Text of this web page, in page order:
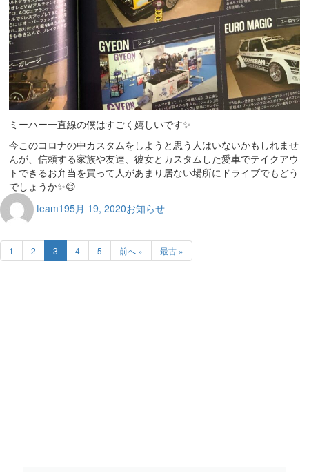
ミーハー一直線の僕はすごく嬉しいです✨
今このコロナの中カスタムをしようと思う人はいないかもしれませ
んが、信頼する家族や友達、彼女とカスタムした愛車でテイクアウ
トできるお弁当を買って人があまり居ない場所にドライブでもどう
でしょうか✨😊
team195月 19, 2020お知らせ
1 2 3 4 5 前へ » 最古 »